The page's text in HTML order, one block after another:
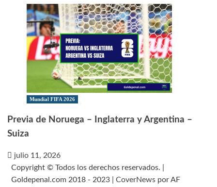
Mundial FIFA 2026
Previa de Noruega – Inglaterra y Argentina –
Suiza
julio 11, 2026
Copyright © Todos los derechos reservados. |
Goldepenal.com 2018 - 2023
CoverNewspor AF